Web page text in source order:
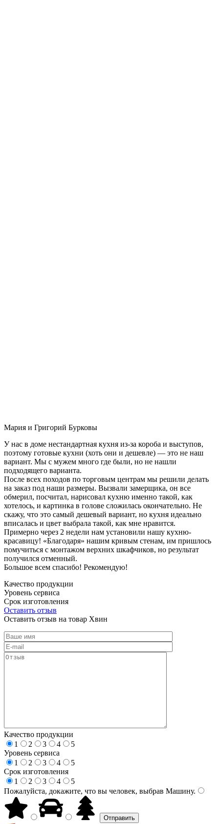
Мария и Григорий Бурковы
У нас в доме нестандартная кухня из-за короба и выступов,
поэтому готовые кухни (хоть они и дешевле) — это не наш
вариант. Мы с мужем много где были, но не нашли
подходящего варианта.
После всех походов по торговым центрам мы решили делать
на заказ под наши размеры. Вызвали замерщика, он все
обмерил, посчитал, нарисовал кухню именно такой, как
хотелось, и картинка в голове сложилась окончательно. Не
скажу, что это самый дешевый вариант, но кухня идеально
вписалась и цвет выбрала такой, как мне нравится.
Примерно через 2 недели нам установили нашу кухню-
красавицу! «Благодаря» нашим кривым стенам, им пришлось
помучиться с монтажом верхних шкафчиков, но результат
получился отменный.
Большое всем спасибо! Рекомендую!
Качество продукции
Уровень сервиса
Срок изготовления
Оставить отзыв
Оставить отзыв на товар Хвин
Качество продукции
1
2 3 4
5
Уровень сервиса
1
2 3 4
5
Срок изготовления
1
2 3 4
5
Пожалуйста, докажите, что вы человек, выбрав Машину.